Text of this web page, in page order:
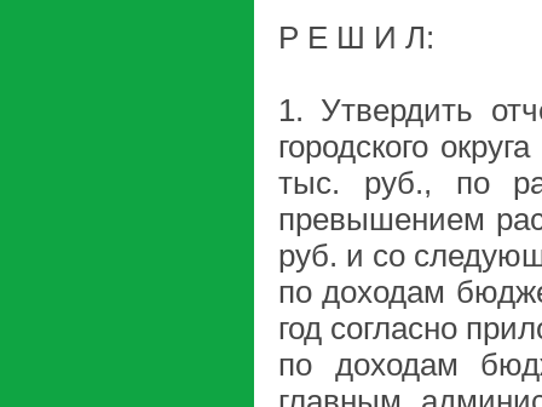
Р Е Ш И Л:
1. Утвердить
городского
тыс. руб., по
превышением
руб. и со
по доходам
год согласно
по доходам